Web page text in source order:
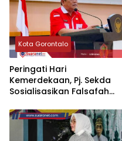
Kota Gorontalo
Peringati Hari
Kemerdekaan, Pj. Sekda
Sosialisasikan Falsafah